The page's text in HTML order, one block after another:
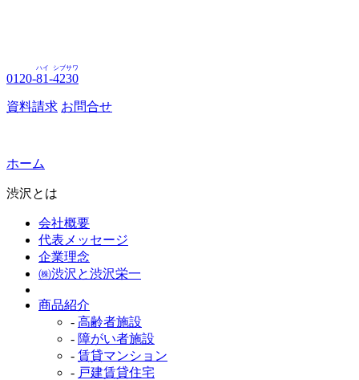
0120-81
ハイ
-4230
シブサワ
資料請求 お問合せ
ホーム
渋沢とは
会社概要
代表メッセージ
企業理念
㈱渋沢と渋沢栄一
商品紹介
- 高齢者施設
- 障がい者施設
- 賃貸マンション
- 戸建賃貸住宅